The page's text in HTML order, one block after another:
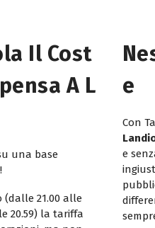
Il Cost
A L
una base
21.00 alle
20.59) la tariffa
E
Con
e